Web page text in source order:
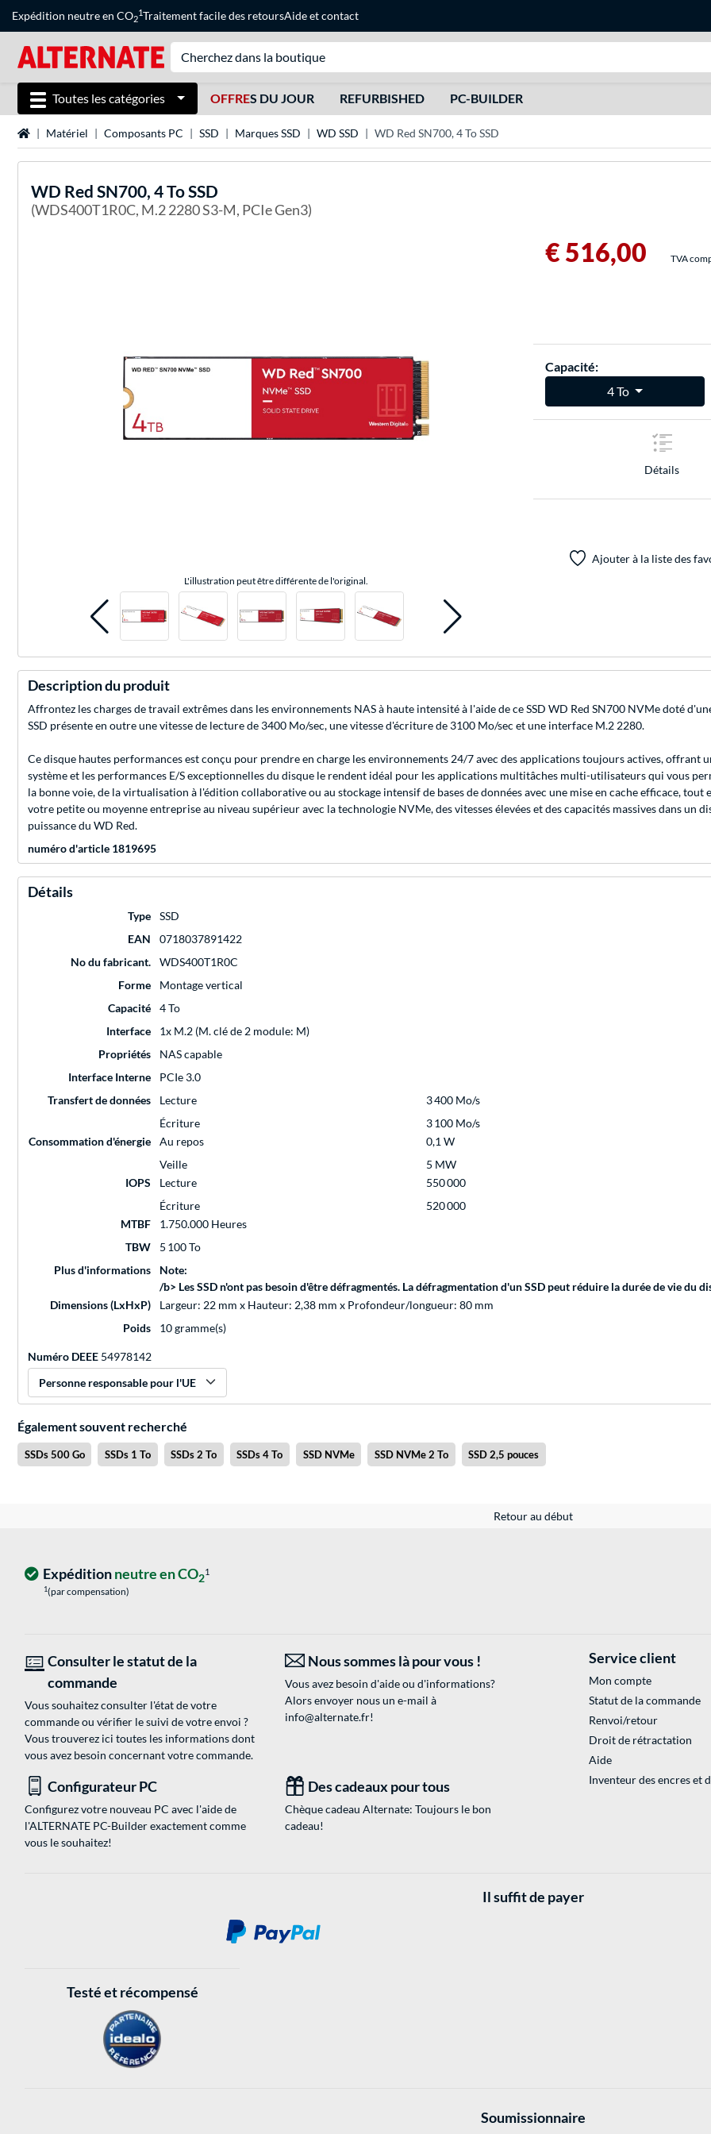
Expédition neutre en CO2
1Traitement facile des retoursAideetcontact
Toutes les catégories OFFRES DU JOUR REFURBISHED PC-BUILDER
Page d'accueil
Matériel Composants PC SSD Marques SSD WD SSD WD Red SN700, 4 To SSD
WD Red SN700, 4 To SSD
(WDS400T1R0C, M.2 2280 S3-M, PCIe Gen3)
L'illustration peut être différente de l'original.
€ 516,00 TVA
Capacité:
4 To
Détails
Ajouter à la liste des
Description du produit
Affrontez les charges de travail extrêmes dans les environnements NAS à haute intensité à l'aide de ce SSD WD Red SN700 NVMe doté
SSD présente en outre une vitesse de lecture de 3400 Mo/sec, une vitesse d'écriture de 3100 Mo/sec et une interface M.2 2280.
Ce disque hautes performances est conçu pour prendre en charge les environnements 24/7 avec des applications toujours actives, offrant
système et les performances E/S exceptionnelles du disque le rendent idéal pour les applications multitâches multi-utilisateurs qui vous
la bonne voie, de la virtualisation à l'édition collaborative ou au stockage intensif de bases de données avec une mise en cache efficace,
votre petite ou moyenne entreprise au niveau supérieur avec la technologie NVMe, des vitesses élevées et des capacités massives dans un
puissance du WD Red.
numéro d'article 1819695
Détails
Type
SSD
EAN
0718037891422
No du fabricant.
WDS400T1R0C
Forme
Montage vertical
Capacité
4 To
Interface
1x M.2 (M. clé de 2 module: M)
Propriétés
NAS capable
Interface Interne
PCIe 3.0
Transfert de données
Lecture
3 400 Mo/s
Écriture
3 100 Mo/s
Consommation d'énergie
Au repos
0,1 W
Veille
5 MW
IOPS
Lecture
550 000
Écriture
520 000
MTBF
1.750.000 Heures
TBW
5 100 To
Plus d'informations
Note:
/b> Les SSD n'ont pas besoin d'être défragmentés. La défragmentation d'un SSD peut réduire la durée de vie du
Dimensions (LxHxP)
Largeur: 22 mm x Hauteur: 2,38 mm x Profondeur/longueur: 80 mm
Poids
10 gramme(s)
Numéro DEEE 54978142
Personne responsable pour l'UE
Également souvent recherché
SSDs 500 Go SSDs 1 To SSDs 2 To SSDs 4 To SSD NVMe SSD NVMe 2 To SSD 2,5 pouces
Retour au début
Expéditionneutre en CO21
1(par compensation)
Consulter le statut de la
commande
Vous souhaitez consulter l'état de votre
commande ou vérifier le suivi de votre envoi ?
Vous trouverez ici toutes les informations dont
vous avez besoin concernant votre commande.
Nous sommes là pour vous !
Vous avez besoin d'aide ou d'informations?
Alors envoyer nous un e-mail à
info@alternate.fr!
Configurateur PC
Configurez votre nouveau PC avec l'aide de
l'ALTERNATE PC-Builder exactement comme
vous le souhaitez!
Des cadeaux pour tous
Chèque cadeau Alternate: Toujours le bon
cadeau!
Service client
Mon compte
Statut de la commande
Renvoi/retour
Droit de rétractation
Aide
Inventeur des encres et
Il suffit de payer
Testé et récompensé
Soumissionnaire